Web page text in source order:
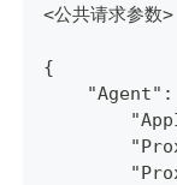
<公共请求参数>
{
"Agent":